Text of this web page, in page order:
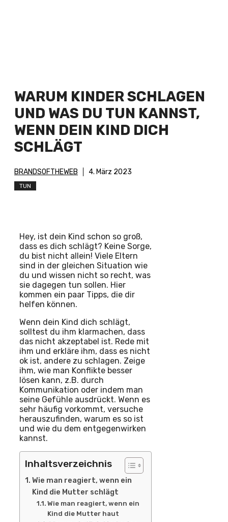
WARUM KINDER SCHLAGEN
UND WAS DU TUN KANNST,
WENN DEIN KIND DICH
SCHLÄGT
BRANDSOFTHEWEB 4. März 2023
TUN
Hey, ist dein Kind schon so groß,
dass es dich schlägt? Keine Sorge,
du bist nicht allein! Viele Eltern
sind in der gleichen Situation wie
du und wissen nicht so recht, was
sie dagegen tun sollen. Hier
kommen ein paar Tipps, die dir
helfen können.
Wenn dein Kind dich schlägt,
solltest du ihm klarmachen, dass
das nicht akzeptabel ist. Rede mit
ihm und erkläre ihm, dass es nicht
ok ist, andere zu schlagen. Zeige
ihm, wie man Konflikte besser
lösen kann, z.B. durch
Kommunikation oder indem man
seine Gefühle ausdrückt. Wenn es
sehr häufig vorkommt, versuche
herauszufinden, warum es so ist
und wie du dem entgegenwirken
kannst.
Inhaltsverzeichnis
Wie man reagiert, wenn ein
Kind die Mutter schlägt
Wie man reagiert, wenn ein
Kind die Mutter haut